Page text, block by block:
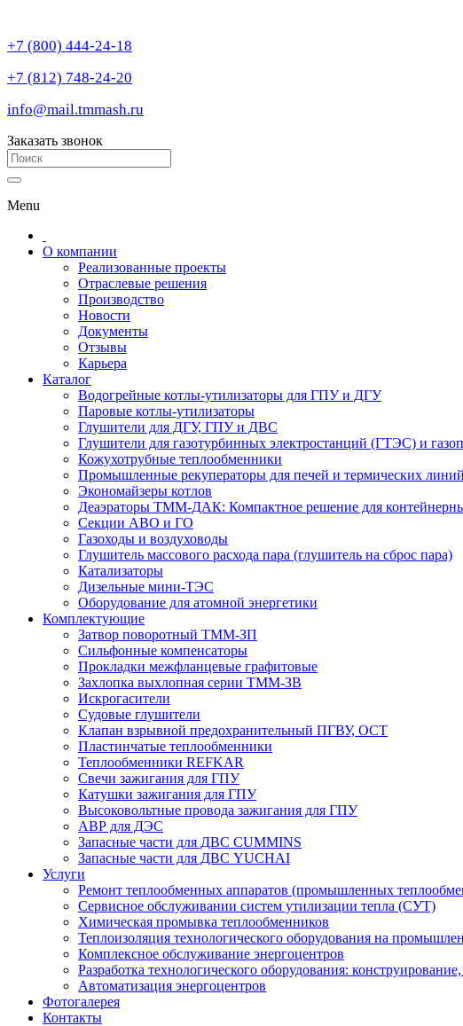
+7 (800) 444-24-18
+7 (812) 748-24-20
info@mail.tmmash.ru
Заказать звонок
Menu
О компании
Реализованные проекты
Отраслевые решения
Производство
Новости
Документы
Отзывы
Карьера
Каталог
Водогрейные котлы-утилизаторы для ГПУ и ДГУ
Паровые котлы-утилизаторы
Глушители для ДГУ, ГПУ и ДВС
Глушители для газотурбинных электростанций (ГТЭС) и
Кожухотрубные теплообменники
Промышленные рекуператоры для печей и термических линий
Экономайзеры котлов
Деаэраторы ТММ-ДАК: Компактное решение для
Секции АВО и ГО
Газоходы и воздуховоды
Глушитель массового расхода пара (глушитель на сброс пара)
Катализаторы
Дизельные мини-ТЭС
Оборудование для атомной энергетики
Комплектующие
Затвор поворотный ТММ-ЗП
Сильфонные компенсаторы
Прокладки межфланцевые графитовые
Захлопка выхлопная серии ТММ-ЗВ
Искрогасители
Судовые глушители
Клапан взрывной предохранительный ПГВУ, ОСТ
Пластинчатые теплообменники
Теплообменники REFKAR
Свечи зажигания для ГПУ
Катушки зажигания для ГПУ
Высоковольтные провода зажигания для ГПУ
АВР для ДЭС
Запасные части для ДВС CUMMINS
Запасные части для ДВС YUCHAI
Услуги
Ремонт теплообменных аппаратов (промышленных
Сервисное обслуживании систем утилизации тепла (СУТ)
Химическая промывка теплообменников
Теплоизоляция технологического оборудования на
Комплексное обслуживание энергоцентров
Разработка технологического оборудования:
Автоматизация энергоцентров
Фотогалерея
Контакты